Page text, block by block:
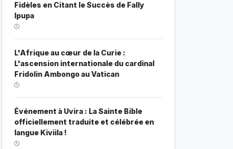
Fidèles en Citant le Succès de Fally
Ipupa
L'Afrique au cœur de la Curie :
L'ascension internationale du cardinal
Fridolin Ambongo au Vatican
Événement à Uvira : La Sainte Bible
officiellement traduite et célébrée en
langue Kiviila !